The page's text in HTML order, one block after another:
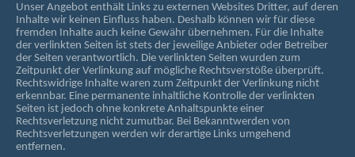
Unser Angebot enthält Links zu externen Websites Dritter, auf deren
Inhalte wir keinen Einfluss haben. Deshalb können wir für diese
fremden Inhalte auch keine Gewähr übernehmen. Für die Inhalte
der verlinkten Seiten ist stets der jeweilige Anbieter oder Betreiber
der Seiten verantwortlich. Die verlinkten Seiten wurden zum
Zeitpunkt der Verlinkung auf mögliche Rechtsverstöße überprüft.
Rechtswidrige Inhalte waren zum Zeitpunkt der Verlinkung nicht
erkennbar. Eine permanente inhaltliche Kontrolle der verlinkten
Seiten ist jedoch ohne konkrete Anhaltspunkte einer
Rechtsverletzung nicht zumutbar. Bei Bekanntwerden von
Rechtsverletzungen werden wir derartige Links umgehend
entfernen.